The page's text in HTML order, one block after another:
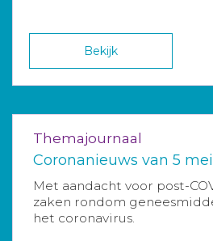
Bekijk
Themajournaal
Coronanieuws van 5
Met aandacht voor post-
zaken rondom
het coronavirus.